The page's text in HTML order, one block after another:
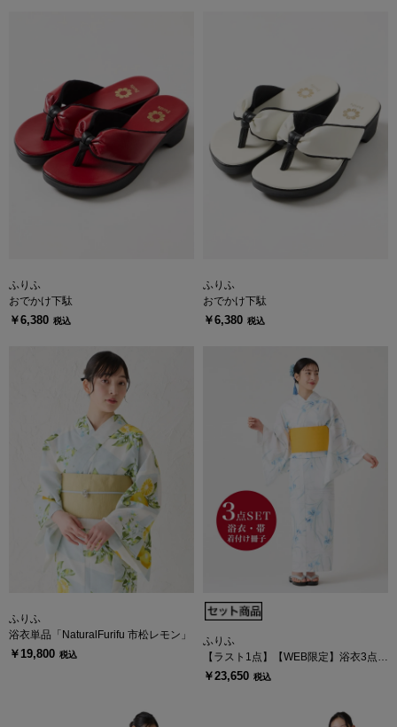
ふりふ
おでかけ下駄
￥6,380 税込
ふりふ
おでかけ下駄
￥6,380 税込
ふりふ
浴衣単品「NaturalFurifu 市松レモン」
￥19,800 税込
ふりふ
【ラスト1点】【WEB限定】浴衣3点セ
ット（浴衣「ハナウタ あやめ」+ 半巾
￥23,650 税込